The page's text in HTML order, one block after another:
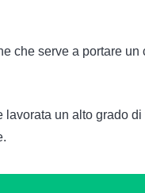
che serve a portare
un alto grado